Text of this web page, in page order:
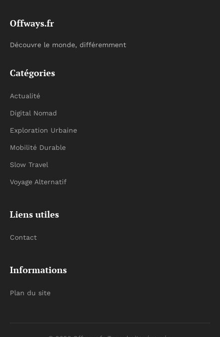
Offways.fr
Découvre le monde, différemment
Catégories
Actualité
Digital Nomad
Exploration Urbaine
Mobilité Durable
Slow Travel
Voyage Alternatif
Liens utiles
Contact
Informations
Plan du site